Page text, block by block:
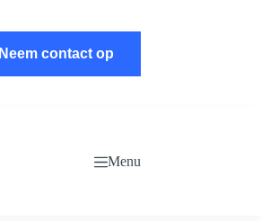
Neem contact op
Menu